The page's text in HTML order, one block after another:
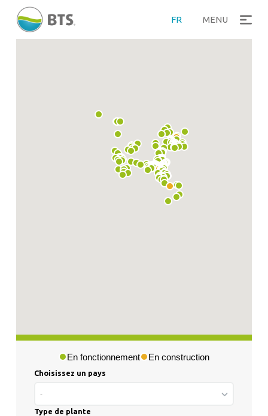
FR MENU
En fonctionnement En construction
Choisissez un pays
-
Type de plante